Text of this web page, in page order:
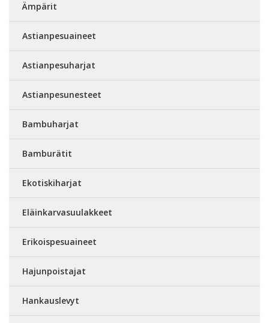
Ämpärit
Astianpesuaineet
Astianpesuharjat
Astianpesunesteet
Bambuharjat
Bamburätit
Ekotiskiharjat
Eläinkarvasuulakkeet
Erikoispesuaineet
Hajunpoistajat
Hankauslevyt